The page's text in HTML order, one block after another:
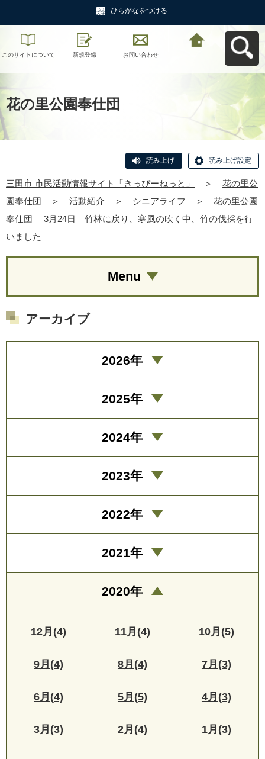
ひらがなをつける
このサイトについて 新規登録 お問い合わせ
花の里公園奉仕団
読み上げ 読み上げ設定
三田市 市民活動情報サイト「きっぴーねっと」 ＞
花の里公
園奉仕団
＞ 活動紹介 ＞ シニアライフ ＞
花の里公園
奉仕団 3月24日 竹林に戻り、寒風の吹く中、竹の伐採を行
いました
Menu
アーカイブ
2026年
2025年
2024年
2023年
2022年
2021年
2020年
12月(4) 11月(4) 10月(5)
9月(4) 8月(4) 7月(3)
6月(4) 5月(5) 4月(3)
3月(3) 2月(4) 1月(3)